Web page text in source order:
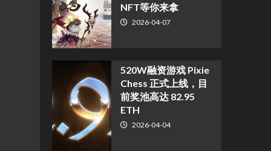
NFT等你来拿
2026-04-07
520W融资游戏 Pixie
Chess 正式上线，目
前奖池高达 82.95
ETH
2026-04-04